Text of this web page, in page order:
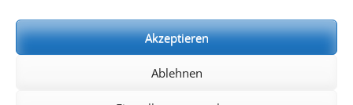
Akzeptieren
Ablehnen
Nachhaltigkeit, Kreislaufwirtschaft,
Erneuerbare Energien, Klimawandel und Energiewende.